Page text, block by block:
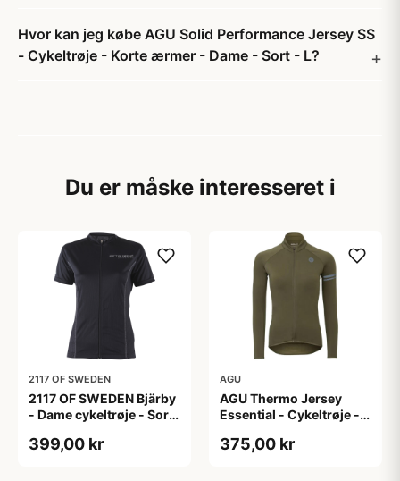
Hvor kan jeg købe AGU Solid Performance Jersey SS
- Cykeltrøje - Korte ærmer - Dame - Sort - L?
Du er måske interesseret i
2117 OF SWEDEN
2117 OF SWEDEN Bjärby
- Dame cykeltrøje - Sort
399,00 kr
AGU
AGU Thermo Jersey
Essential - Cykeltrøje -
L
375,00 kr